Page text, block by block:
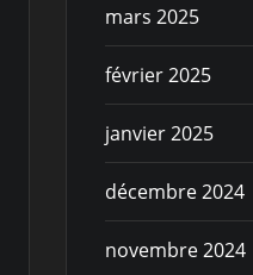
mars 2025
février 2025
janvier 2025
décembre 2024
novembre 2024